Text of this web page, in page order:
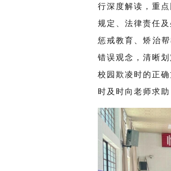
行深度解读，重
规定、法律责任
惩戒教育、矫治
错误观念，清晰
校园欺凌时的正
时及时向老师求